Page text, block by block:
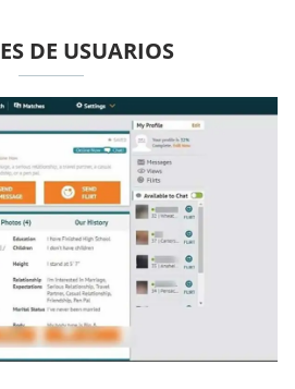
DE USUARIOS